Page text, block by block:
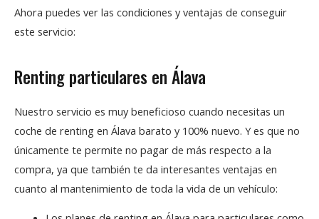
Ahora puedes ver las condiciones y ventajas de conseguir
este servicio:
Renting particulares en Álava
Nuestro servicio es muy beneficioso cuando necesitas un
coche de renting en Álava barato y 100% nuevo. Y es que no
únicamente te permite no pagar de más respecto a la
compra, ya que también te da interesantes ventajas en
cuanto al mantenimiento de toda la vida de un vehículo: